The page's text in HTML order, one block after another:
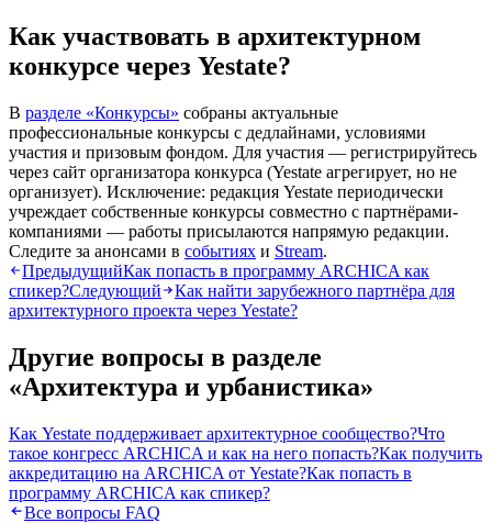
Как участвовать в архитектурном
конкурсе через Yestate?
В разделе «Конкурсы» собраны актуальные
профессиональные конкурсы с дедлайнами, условиями
участия и призовым фондом. Для участия — регистрируйтесь
через сайт организатора конкурса (Yestate агрегирует, но не
организует). Исключение: редакция Yestate периодически
учреждает собственные конкурсы совместно с партнёрами-
компаниями — работы присылаются напрямую редакции.
Следите за анонсами в событиях и Stream.
ПредыдущийКак попасть в программу ARCHICA как
спикер?Следующий
Как найти зарубежного партнёра для
архитектурного проекта через Yestate?
Другие вопросы в разделе
«Архитектура и урбанистика»
Как Yestate поддерживает архитектурное сообщество?Что
такое конгресс ARCHICA и как на него попасть?Как получить
аккредитацию на ARCHICA от Yestate?Как попасть в
программу ARCHICA как спикер?
Все вопросы FAQ